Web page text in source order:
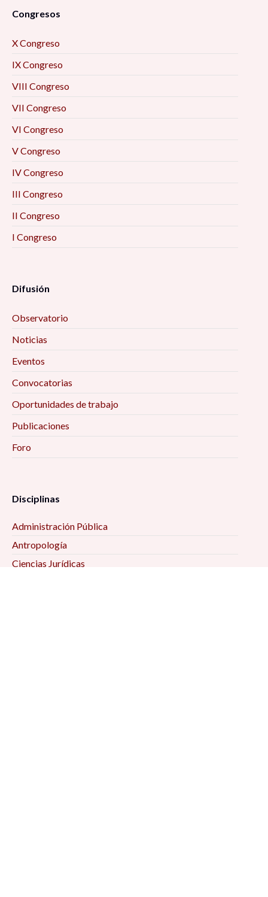
Congresos
X Congreso
IX Congreso
VIII Congreso
VII Congreso
VI Congreso
V Congreso
IV Congreso
III Congreso
II Congreso
I Congreso
Difusión
Observatorio
Noticias
Eventos
Convocatorias
Oportunidades de trabajo
Publicaciones
Foro
Disciplinas
Administración Pública
Antropología
Ciencias Jurídicas